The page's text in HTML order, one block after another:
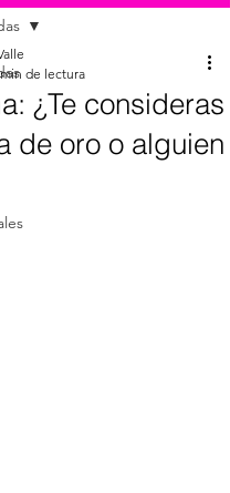
¿Te consideras
de oro o alguien
de lectura